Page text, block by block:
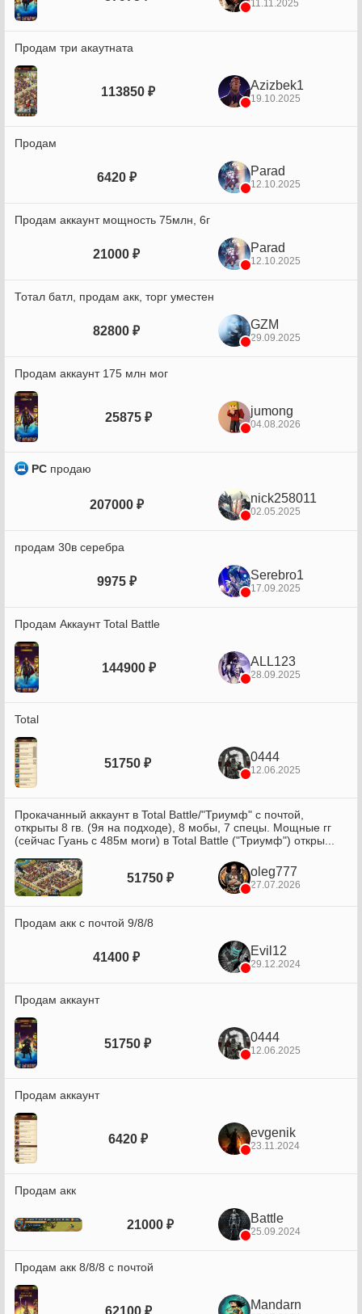
11.11.2025
Продам три акаутната
113850 ₽ Azizbek1
19.10.2025
Продам
6420 ₽ Parad
12.10.2025
Продам аккаунт мощность 75млн, 6г
21000 ₽ Parad
12.10.2025
Тотал батл, продам акк, торг уместен
82800 ₽ GZM
29.09.2025
Продам аккаунт 175 млн мог
25875 ₽ jumong
04.08.2026
PC продаю
207000 ₽ nick258011
02.05.2025
продам 30в серебра
9975 ₽ Serebro1
17.09.2025
Продам Аккаунт Total Battle
144900 ₽ ALL123
28.09.2025
Total
51750 ₽ 0444
12.06.2025
Прокачанный аккаунт в Total Battle/"Триумф" с почтой,
открыты 8 гв. (9я на подходе), 8 мобы, 7 спецы. Мощные гг
(сейчас Гуань с 485м моги) в Total Battle ("Триумф") откры...
51750 ₽ oleg777
27.07.2026
Продам акк с почтой 9/8/8
41400 ₽ Evil12
29.12.2024
Продам аккаунт
51750 ₽ 0444
12.06.2025
Продам аккаунт
6420 ₽ evgenik
23.11.2024
Продам акк
21000 ₽ Battle
25.09.2024
Продам акк 8/8/8 с почтой
62100 ₽ Mandarn